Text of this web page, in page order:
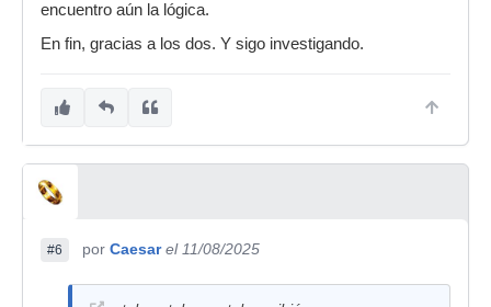
encuentro aún la lógica.
En fin, gracias a los dos. Y sigo investigando.
#6 por Caesar el 11/08/2025